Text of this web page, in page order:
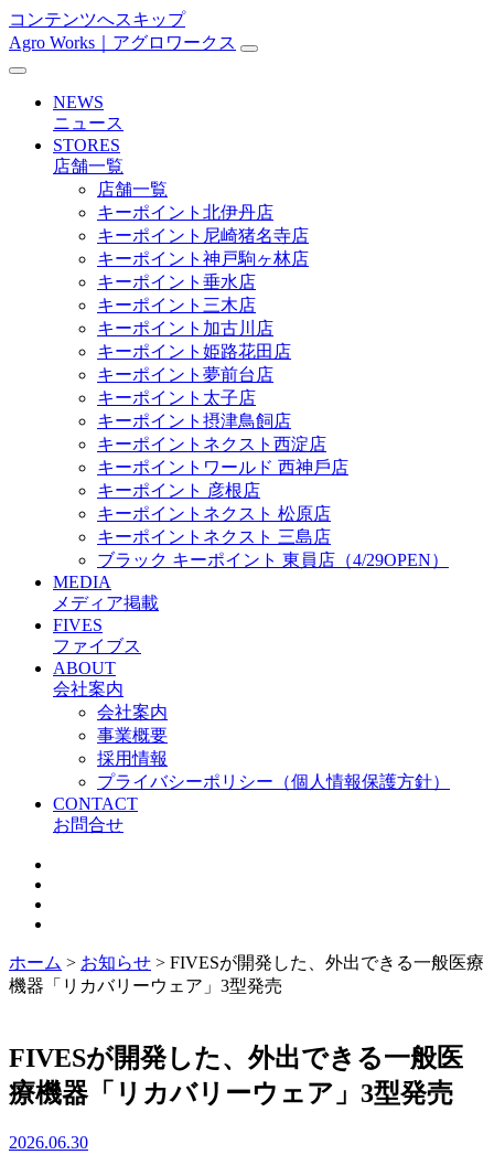
コンテンツへスキップ
メ
イ
Agro Works｜アグロワークス
NEWS
ニュース
STORES
店舗一覧
店舗一覧
キーポイント北伊丹店
キーポイント尼崎猪名寺店
キーポイント神戸駒ヶ林店
キーポイント垂水店
キーポイント三木店
キーポイント加古川店
キーポイント姫路花田店
キーポイント夢前台店
キーポイント太子店
キーポイント摂津鳥飼店
キーポイントネクスト西淀店
キーポイントワールド ⻄神戶店
キーポイント 彦根店
キーポイントネクスト 松原店
キーポイントネクスト 三島店
ブラック キーポイント 東員店（4/29OPEN）
MEDIA
メディア掲載
FIVES
ファイブス
ABOUT
会社案内
会社案内
事業概要
採用情報
プライバシーポリシー（個人情報保護方針）
CONTACT
お問合せ
ホーム > お知らせ > FIVESが開発した、外出できる一般医療
機器「リカバリーウェア」3型発売
FIVESが開発した、外出できる一般医
療機器「リカバリーウェア」3型発売
2026.06.30